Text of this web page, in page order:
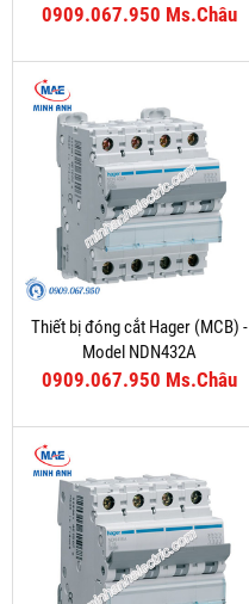
0909.067.950 Ms.Châu
Thiết bị đóng cắt Hager (MCB) -
Model NDN432A
0909.067.950 Ms.Châu